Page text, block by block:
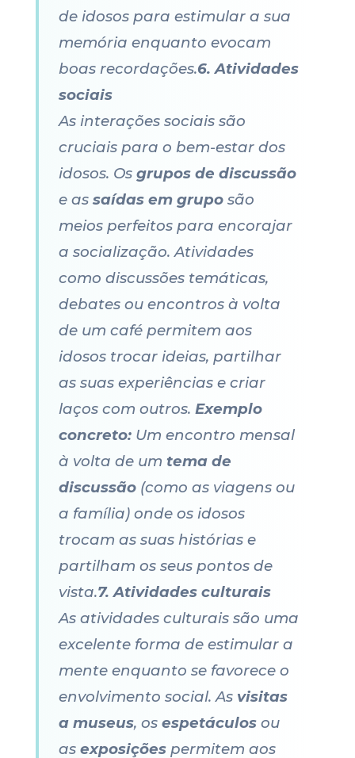
de idosos para estimular a sua
memória enquanto evocam
boas recordações.6. Atividades
sociais
As interações sociais são
cruciais para o bem-estar dos
idosos. Os grupos de discussão
e as saídas em gruposão
meios perfeitos para encorajar
a socialização. Atividades
como discussões temáticas,
debates ou encontros à volta
de um café permitem aos
idosos trocar ideias, partilhar
as suas experiências e criar
laços com outros. Exemplo
concreto:Um encontro mensal
à volta de um tema de
discussão(como as viagens ou
a família) onde os idosos
trocam as suas histórias e
partilham os seus pontos de
vista.7. Atividades culturais
As atividades culturais são uma
excelente forma de estimular a
mente enquanto se favorece o
envolvimento social. As visitas
a museus, os espetáculosou
as exposiçõespermitem aos